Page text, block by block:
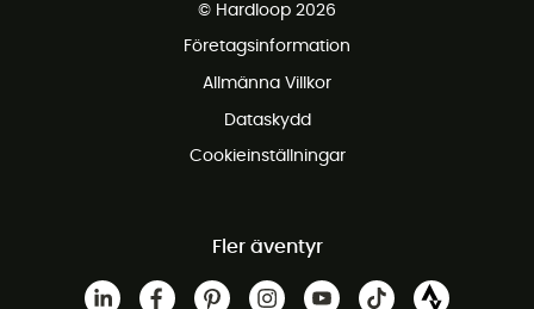
Gratis retur inom 100 dagar
© Hardloop 2026
Företagsinformation
Allmänna Villkor
Dataskydd
Cookieinställningar
Fler äventyr